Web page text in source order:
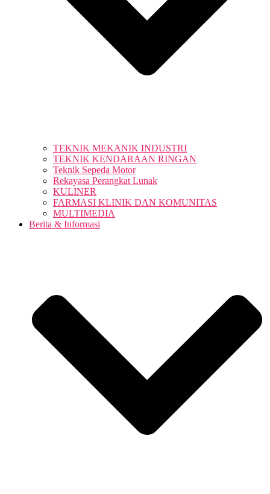
TEKNIK MEKANIK INDUSTRI
TEKNIK KENDARAAN RINGAN
Teknik Sepeda Motor
Rekayasa Perangkat Lunak
KULINER
FARMASI KLINIK DAN KOMUNITAS
MULTIMEDIA
Berita & Informasi